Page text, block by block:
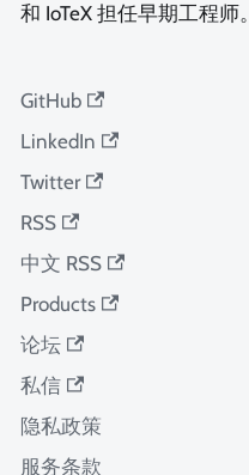
和 IoTeX 担任早期工程师。
GitHub
LinkedIn
Twitter
RSS
中文 RSS
Products
论坛
私信
隐私政策
服务条款